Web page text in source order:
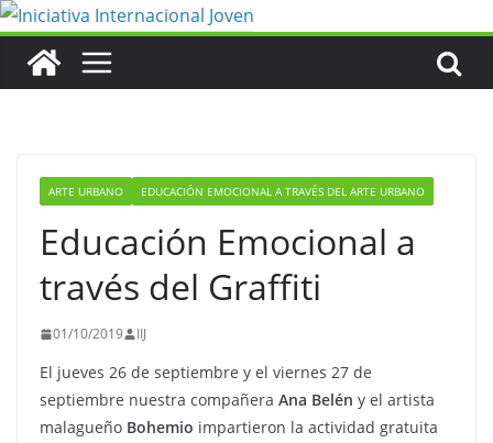
Saltar
contenido
ARTE URBANO EDUCACIÓN EMOCIONAL A TRAVÉS DEL ARTE URBANO
Educación Emocional a
través del Graffiti
01/10/2019 IIJ
El jueves 26 de septiembre y el viernes 27 de
septiembre nuestra compañera Ana Belén y el artista
malagueño Bohemio impartieron la actividad gratuita